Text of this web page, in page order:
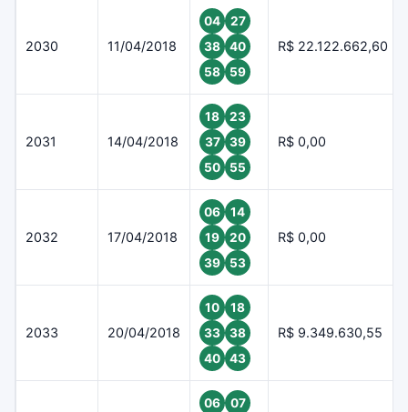
2030 11/04/2018
04
27
38
40
58
59
R$ 22.122.662,60
2031 14/04/2018
18
23
37
39
50
55
R$ 0,00
2032 17/04/2018
06
14
19
20
39
53
R$ 0,00
2033 20/04/2018
10
18
33
38
40
43
R$ 9.349.630,55
06
07